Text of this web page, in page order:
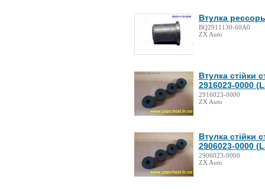
Втулка
BQ2911130-60A0
ZX Auto
Втулка стійки
2916023-0000
2916023-0000
ZX Auto
Втулка стійки
2906023-0000
2906023-0000
ZX Auto